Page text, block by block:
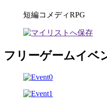
短編コメディRPG
フリーゲームイベ